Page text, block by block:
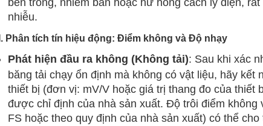
bên trong, nhiễm bẩn hoặc hư hỏng cách ly điện,
nhiễu.
II. Phân tích tín hiệu động: Điểm không và Độ nhạy
Phát hiện đầu ra không (Không tải): Sau khi xác
băng tải chạy ổn định mà không có vật liệu, hãy
thiết bị (đơn vị: mV/V hoặc giá trị thang đo của thiết
được chỉ định của nhà sản xuất. Độ trôi điểm
FS hoặc theo quy định của nhà sản xuất) có thể